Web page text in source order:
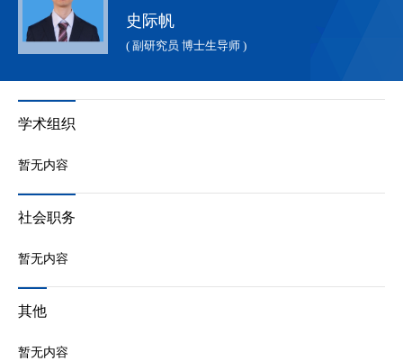
史际帆
( 副研究员 博士生导师 )
学术组织
暂无内容
社会职务
暂无内容
其他
暂无内容